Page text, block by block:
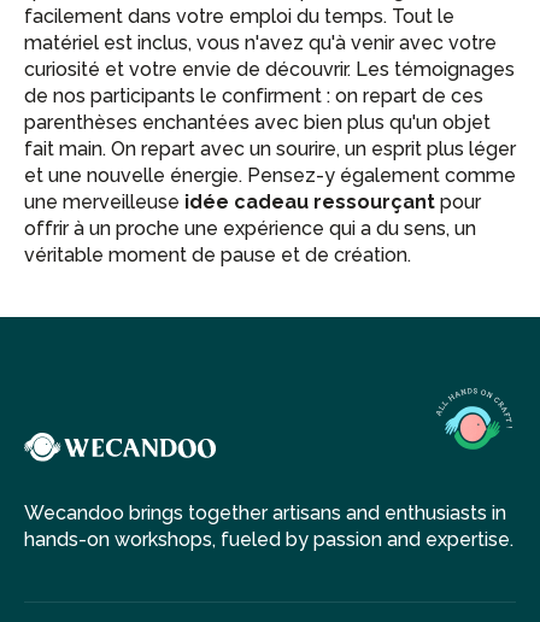
facilement dans votre emploi du temps. Tout le
matériel est inclus, vous n'avez qu'à venir avec votre
curiosité et votre envie de découvrir. Les témoignages
de nos participants le confirment : on repart de ces
parenthèses enchantées avec bien plus qu'un objet
fait main. On repart avec un sourire, un esprit plus léger
et une nouvelle énergie. Pensez-y également comme
une merveilleuse idée cadeau ressourçant pour
offrir à un proche une expérience qui a du sens, un
véritable moment de pause et de création.
Wecandoo brings together artisans and enthusiasts in
hands-on workshops, fueled by passion and expertise.